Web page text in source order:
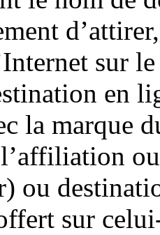
sur
en
la marque
ou
sur